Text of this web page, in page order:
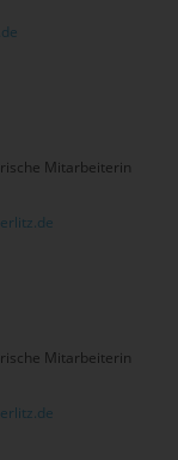
Mitarbeiterin
Mitarbeiterin